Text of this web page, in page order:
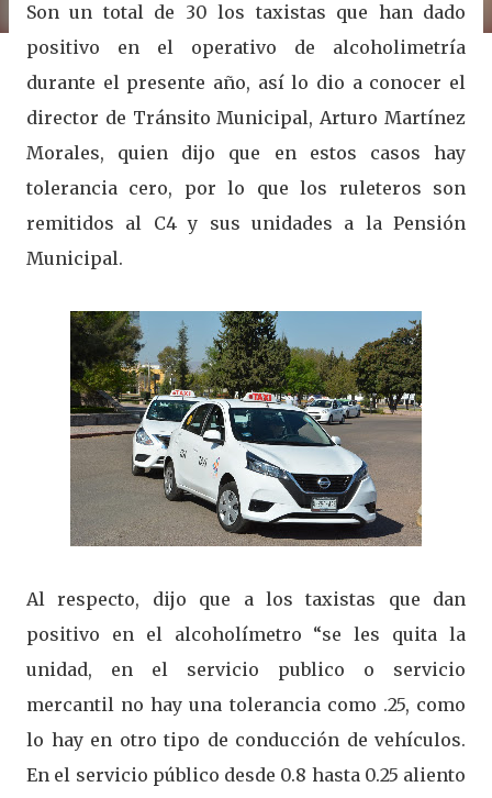
Son un total de 30 los taxistas que han dado
positivo en el operativo de alcoholimetría
durante el presente año, así lo dio a conocer el
director de Tránsito Municipal, Arturo Martínez
Morales, quien dijo que en estos casos hay
tolerancia cero, por lo que los ruleteros son
remitidos al C4 y sus unidades a la Pensión
Municipal.
Al respecto, dijo que a los taxistas que dan
positivo en el alcoholímetro “se les quita la
unidad, en el servicio publico o servicio
mercantil no hay una tolerancia como .25, como
lo hay en otro tipo de conducción de vehículos.
En el servicio público desde 0.8 hasta 0.25 aliento